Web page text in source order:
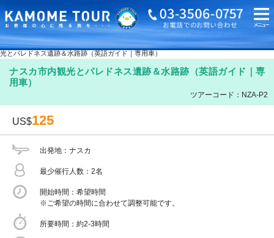
海外旅行・ツアーTOP 海外オプショナルツアーTOP ペルー ナスカ
ナスカ市内観
光とパレドネス遺跡＆水路跡（英語ガイド｜専用車）
ナスカ市内観光とパレドネス遺跡＆水路跡（英語ガイド｜専
用車）
ツアーコード：NZA-P2
US$125
出発地 ナスカ
最少催行人数 2名
開始時間
希望時間
※ご希望の時間に合わせて調整可能です。
所要時間 約2-3時間